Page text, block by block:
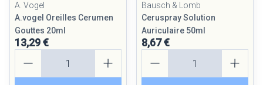
A. Vogel
A.vogel Oreilles Cerumen
Gouttes 20ml
13,29 €
Bausch & Lomb
Ceruspray Solution
Auriculaire 50ml
8,67 €